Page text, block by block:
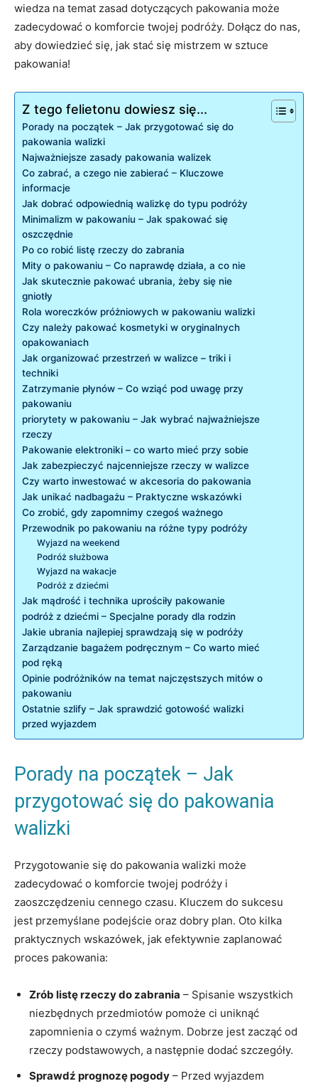
⁣wiedza na ‍temat zasad ⁢dotyczących​ pakowania może
zadecydować o komforcie twojej ​podróży. Dołącz do nas,
‌aby dowiedzieć się,⁣ jak stać się mistrzem ⁢w sztuce
pakowania!
Z tego felietonu dowiesz się...
Porady na początek – Jak‍ przygotować się do‍
pakowania walizki
Najważniejsze zasady pakowania⁣ walizek
Co zabrać, a⁤ czego ⁣nie zabierać –⁢ Kluczowe
informacje
Jak dobrać ⁣odpowiednią walizkę do‍ typu podróży
Minimalizm w pakowaniu – Jak spakować się
oszczędnie
Po‌ co robić listę⁣ rzeczy do zabrania
Mity o pakowaniu⁤ –‍ Co​ naprawdę działa, a​ co nie
Jak skutecznie pakować ​ubrania, żeby się nie
gniotły
Rola‍ woreczków próżniowych w pakowaniu walizki
Czy należy pakować kosmetyki w oryginalnych
opakowaniach
Jak organizować ‍przestrzeń ⁢w ⁢walizce – triki i
techniki
Zatrzymanie ⁢płynów ⁣– ⁤Co wziąć pod uwagę⁤ przy
pakowaniu
priorytety w pakowaniu – ​Jak wybrać najważniejsze
rzeczy
Pakowanie elektroniki – co warto mieć ‌przy sobie
Jak ⁤zabezpieczyć najcenniejsze rzeczy w ​walizce
Czy⁣ warto inwestować‍ w akcesoria do pakowania
Jak unikać‌ nadbagażu ⁣–⁢ Praktyczne⁤ wskazówki
Co zrobić, ⁢gdy zapomnimy ‌czegoś ważnego
Przewodnik po pakowaniu ⁢na różne ‍typy podróży
Wyjazd na weekend
Podróż‍ służbowa
Wyjazd na wakacje
Podróż z dziećmi
Jak⁤ mądrość i technika uprościły pakowanie
podróż z⁤ dziećmi ⁢–​ Specjalne porady⁢ dla rodzin
Jakie ubrania ⁣najlepiej ⁢sprawdzają się w‌ podróży
Zarządzanie bagażem podręcznym – Co warto mieć‌
pod ręką
Opinie podróżników na​ temat najczęstszych mitów o
pakowaniu
Ostatnie szlify – ‌Jak sprawdzić gotowość walizki
przed wyjazdem
Porady na początek – Jak‍
przygotować się do‍ pakowania
walizki
Przygotowanie się do pakowania‌ walizki może
zadecydować o komforcie twojej podróży i
zaoszczędzeniu cennego czasu.‌ Kluczem⁣ do sukcesu⁤
jest przemyślane ​podejście oraz ⁢dobry ‌plan. Oto⁣ kilka
praktycznych wskazówek, jak efektywnie⁤ zaplanować
proces pakowania:
Zrób listę‌ rzeczy do​ zabrania – Spisanie wszystkich
niezbędnych przedmiotów pomoże ci uniknąć
zapomnienia⁤ o czymś ważnym. ⁤Dobrze jest‌ zacząć od
rzeczy podstawowych, a następnie dodać szczegóły.
Sprawdź prognozę pogody – Przed ‌wyjazdem